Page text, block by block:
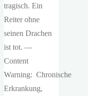
tragisch. Ein
Reiter ohne
seinen Drachen
ist tot. —
Content
Warning: Chronische
Erkrankung,